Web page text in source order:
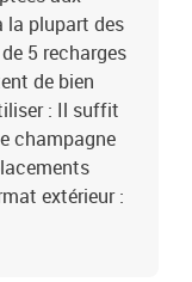
la plupart des
5 recharges
de bien
: Il suffit
champagne
extérieur :